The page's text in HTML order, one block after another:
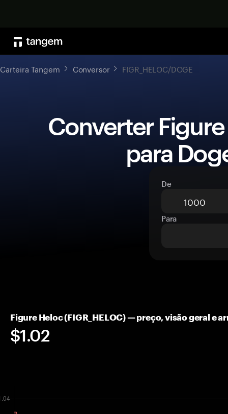
Carteira Tangem Conversor FIGR_HELOC/DOGE
para
De
Para
Figure Heloc (FIGR_HELOC) — preço, visão geral e
$1.02